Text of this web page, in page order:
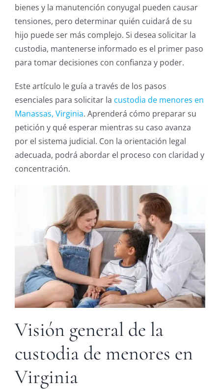
bienes y la manutención conyugal pueden causar
tensiones, pero determinar quién cuidará de su
hijo puede ser más complejo. Si desea solicitar la
custodia, mantenerse informado es el primer paso
para tomar decisiones con confianza y poder.
Este artículo le guía a través de los pasos
esenciales para solicitar la custodia de menores en
Manassas, Virginia. Aprenderá cómo preparar su
petición y qué esperar mientras su caso avanza
por el sistema judicial. Con la orientación legal
adecuada, podrá abordar el proceso con claridad y
concentración.
Visión general de la
custodia de menores en
Virginia